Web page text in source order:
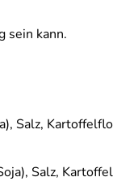
sein kann.
Salz,
Salz,